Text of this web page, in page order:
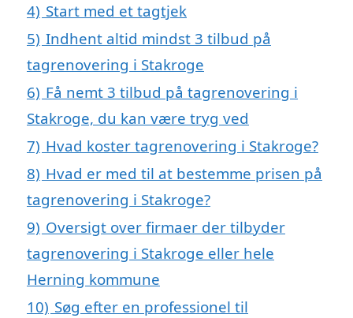
4) Start med et tagtjek
5) Indhent altid mindst 3 tilbud på
tagrenovering i Stakroge
6) Få nemt 3 tilbud på tagrenovering i
Stakroge, du kan være tryg ved
7) Hvad koster tagrenovering i Stakroge?
8) Hvad er med til at bestemme prisen på
tagrenovering i Stakroge?
9) Oversigt over firmaer der tilbyder
tagrenovering i Stakroge eller hele
Herning kommune
10) Søg efter en professionel til